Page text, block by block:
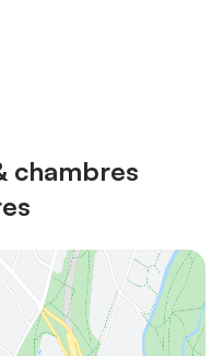
chambres